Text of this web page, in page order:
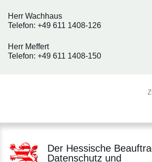
Herr Wachhaus
Telefon: +49 611 1408-126
Herr Meffert
Telefon: +49 611 1408-150
Der Hessische
Datenschutz und